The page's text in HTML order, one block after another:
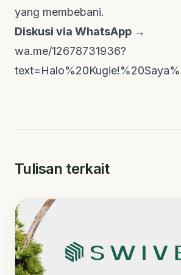
yang membebani.
Diskusi via WhatsApp →
wa.me/12678731936?
Tulisan terkait